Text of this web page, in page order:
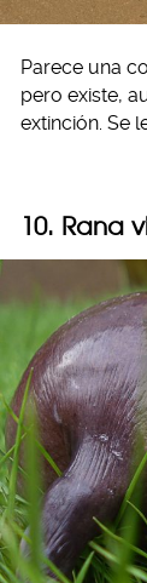
Parece una
pero existe,
extinción. Se
10. Rana